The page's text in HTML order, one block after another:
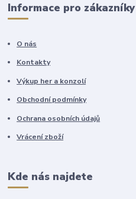
Informace pro zákazníky
O nás
Kontakty
Výkup her a konzolí
Obchodní podmínky
Ochrana osobních údajů
Vrácení zboží
Kde nás najdete